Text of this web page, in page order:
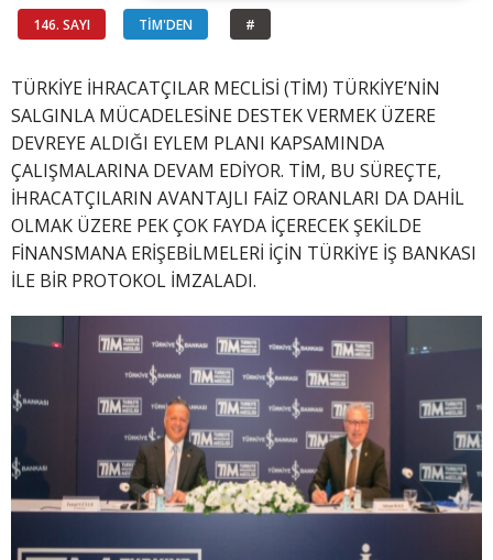
146. SAYI TİM'DEN #
TÜRKİYE İHRACATÇILAR MECLİSİ (TİM) TÜRKİYE’NİN
SALGINLA MÜCADELESİNE DESTEK VERMEK ÜZERE
DEVREYE ALDIĞI EYLEM PLANI KAPSAMINDA
ÇALIŞMALARINA DEVAM EDİYOR. TİM, BU SÜREÇTE,
İHRACATÇILARIN AVANTAJLI FAİZ ORANLARI DA DAHİL
OLMAK ÜZERE PEK ÇOK FAYDA İÇERECEK ŞEKİLDE
FİNANSMANA ERİŞEBİLMELERİ İÇİN TÜRKİYE İŞ BANKASI
İLE BİR PROTOKOL İMZALADI.